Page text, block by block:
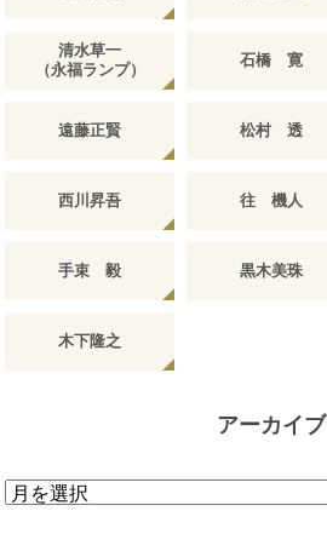
清水草一
（永福ランプ）
石橋 寛
遠藤正賢 松村 透
西川昇吾 往 機人
手束 毅 黒木美珠
木下隆之
アーカイブ
ア